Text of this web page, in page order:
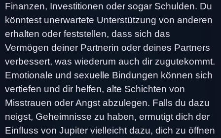
Finanzen, Investitionen oder sogar Schulden. Du
könntest unerwartete Unterstützung von anderen
erhalten oder feststellen, dass sich das
Vermögen deiner Partnerin oder deines Partners
verbessert, was wiederum auch dir zugutekommt.
Emotionale und sexuelle Bindungen können sich
vertiefen und dir helfen, alte Schichten von
Misstrauen oder Angst abzulegen. Falls du dazu
neigst, Geheimnisse zu haben, ermutigt dich der
Einfluss von Jupiter vielleicht dazu, dich zu öffnen